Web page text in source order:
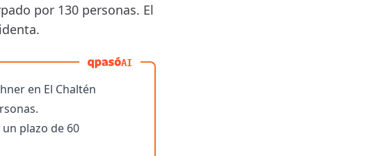
por 130 personas. El
AI
en El Chaltén
plazo de 60